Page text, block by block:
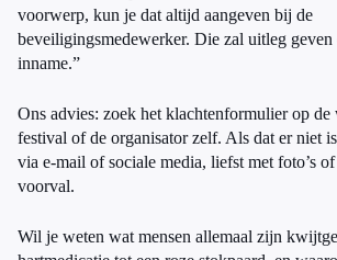
voorwerp, kun je dat altijd aangeven bij de
beveiligingsmedewerker. Die zal uitleg geven
inname.”
Ons advies: zoek het klachtenformulier op de
festival of de organisator zelf. Als dat er niet
via e-mail of sociale media, liefst met foto’s
voorval.
Wil je weten wat mensen allemaal zijn